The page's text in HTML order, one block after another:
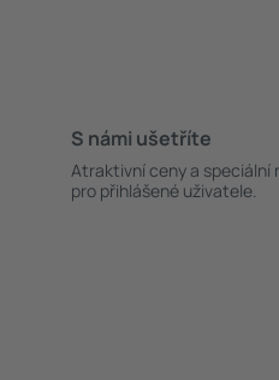
S námi ušetříte
Atraktivní ceny a speciální
pro přihlášené uživatele.